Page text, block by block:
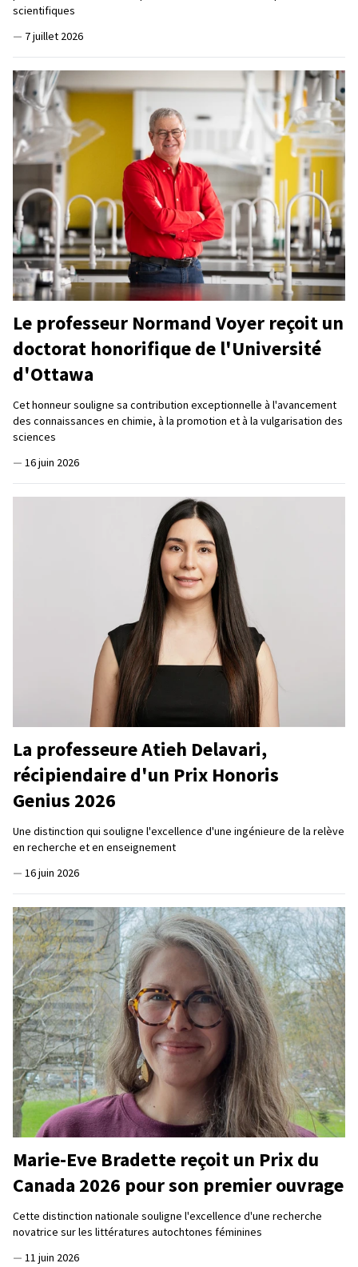
scientifiques
— 7 juillet 2026
Le professeur Normand Voyer reçoit un
doctorat honorifique de l'Université
d'Ottawa
Cet honneur souligne sa contribution exceptionnelle à l'avancement
des connaissances en chimie, à la promotion et à la vulgarisation des
sciences
— 16 juin 2026
La professeure Atieh Delavari,
récipiendaire d'un Prix Honoris
Genius 2026
Une distinction qui souligne l'excellence d'une ingénieure de la relève
en recherche et en enseignement
— 16 juin 2026
Marie-Eve Bradette reçoit un Prix du
Canada 2026 pour son premier ouvrage
Cette distinction nationale souligne l'excellence d'une recherche
novatrice sur les littératures autochtones féminines
— 11 juin 2026